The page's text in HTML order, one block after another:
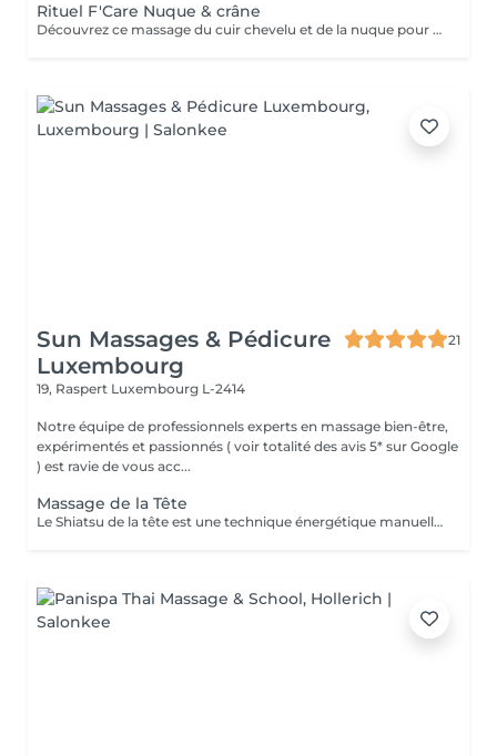
Rituel F'Care Nuque & crâne
Découvrez ce massage du cuir chevelu et de la nuque pour chasser les tensions physiques et mentales, combattre la fatigue et le stress. Modelage manuel du cuir chevelu sans huile, travail lent des muscles du cou, de la nuque sur-sollicités au quotidien. Les zones sensibles et tendues du crâne sont travaillés avec des techniques d'acupression et des instruments en pierre semi précieuse chauds afin de relaxer à la fois le corps et l'esprit et s'ancrer dans le moment présent. Réel lâcher prise en quelques instants. Les signes de fatigue sont estompés, le visage est parfaitement détendu.
Sun Massages & Pédicure
Luxembourg
21
19, Raspert Luxembourg L-2414
Notre équipe de professionnels experts en massage bien-être,
expérimentés et passionnés ( voir totalité des avis 5* sur Google
) est ravie de vous acc...
Massage de la Tête
Le Shiatsu de la tête est une technique énergétique manuelle du crâne, du visage et de la nuque qui permet d'harmoniser l'énergie dans les deux hémisphères du cerveau. Ce soin libère le flux de l'énergie subtile dans le corps, améliore la circulation. La technique consiste en la stimulation des points énergétiques de la zone par des petites pressions digitales et le drainage lymphatique pour évacuer les toxines par des mouvements glissés. Ce soin du visage est rajeunissant et très complet. Il permet de détoxifier la peau et de la rendre plus lisse et éclatante. Cette technique plonge le receveur dans une relaxation profonde qui renforce les capacités d'auto-guérison de l'organisme qui se ressource grâce au repos procuré par le soin. Le Shiatsu de la tête est indiqué dans les cas de : troubles du sommeil, stress, anxiété, nervosité, déprime, tristesse, tensions du cou et des épaules, fatigue oculaire et auditive, maux de tête, ...